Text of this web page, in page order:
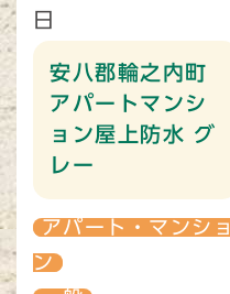
日
安八郡輪之内町
アパートマンシ
ョン屋上防水 グ
レー
アパート・マンショ
ン